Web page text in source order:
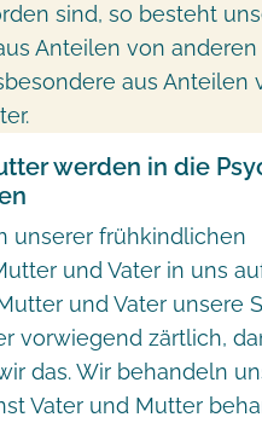
sind, so besteht
Anteilen von anderen
aus Anteilen
werden in die
unserer frühkindlichen
und Vater in uns
und Vater unsere
vorwiegend zärtlich,
das. Wir behandeln
Vater und Mutter